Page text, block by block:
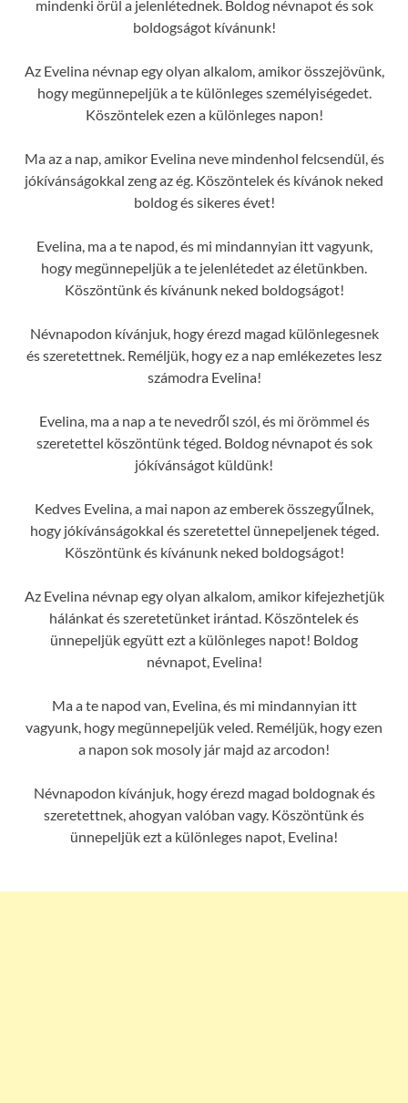
mindenki örül a jelenlétednek. Boldog névnapot és sok
boldogságot kívánunk!
Az Evelina névnap egy olyan alkalom, amikor összejövünk,
hogy megünnepeljük a te különleges személyiségedet.
Köszöntelek ezen a különleges napon!
Ma az a nap, amikor Evelina neve mindenhol felcsendül, és
jókívánságokkal zeng az ég. Köszöntelek és kívánok neked
boldog és sikeres évet!
Evelina, ma a te napod, és mi mindannyian itt vagyunk,
hogy megünnepeljük a te jelenlétedet az életünkben.
Köszöntünk és kívánunk neked boldogságot!
Névnapodon kívánjuk, hogy érezd magad különlegesnek
és szeretettnek. Reméljük, hogy ez a nap emlékezetes lesz
számodra Evelina!
Evelina, ma a nap a te nevedről szól, és mi örömmel és
szeretettel köszöntünk téged. Boldog névnapot és sok
jókívánságot küldünk!
Kedves Evelina, a mai napon az emberek összegyűlnek,
hogy jókívánságokkal és szeretettel ünnepeljenek téged.
Köszöntünk és kívánunk neked boldogságot!
Az Evelina névnap egy olyan alkalom, amikor kifejezhetjük
hálánkat és szeretetünket irántad. Köszöntelek és
ünnepeljük együtt ezt a különleges napot! Boldog
névnapot, Evelina!
Ma a te napod van, Evelina, és mi mindannyian itt
vagyunk, hogy megünnepeljük veled. Reméljük, hogy ezen
a napon sok mosoly jár majd az arcodon!
Névnapodon kívánjuk, hogy érezd magad boldognak és
szeretettnek, ahogyan valóban vagy. Köszöntünk és
ünnepeljük ezt a különleges napot, Evelina!